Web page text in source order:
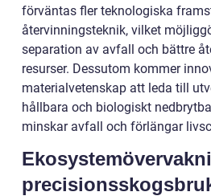
förväntas fler teknologiska
återvinningsteknik, vilket
separation av avfall och bättre
resurser. Dessutom kommer
materialvetenskap att leda till
hållbara och biologiskt
minskar avfall och förlängar